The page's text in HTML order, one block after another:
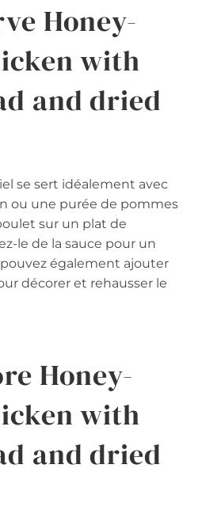
Honey-
with
and dried
se sert idéalement avec
ou une purée de pommes
sur un plat de
le de la sauce pour un
également ajouter
décorer et rehausser le
Honey-
with
and dried